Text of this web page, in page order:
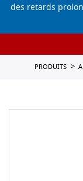
des retards
PRODUITS